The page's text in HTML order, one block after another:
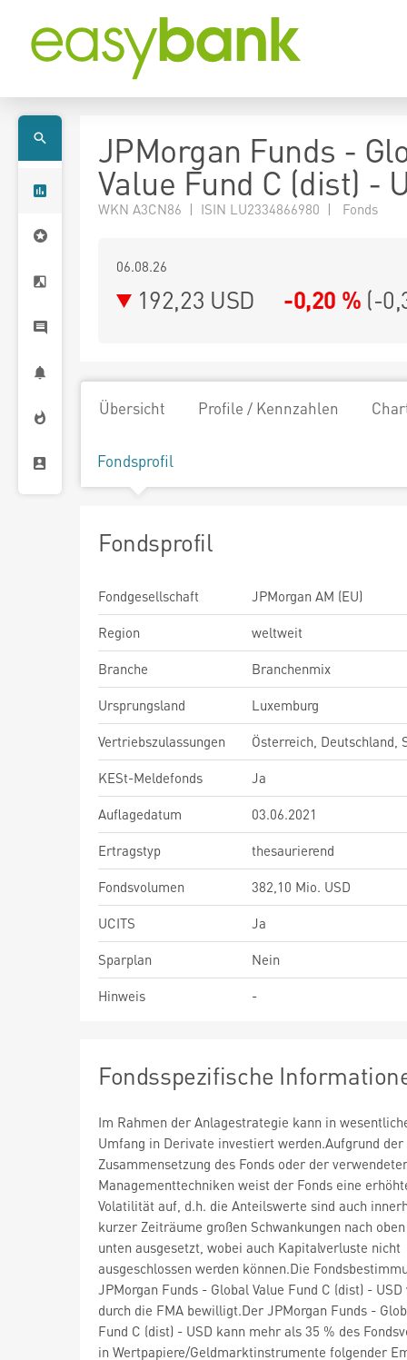
JPMorgan Funds -
Value Fund C (dist) -
WKN A3CN86 | ISIN LU2334866980 | Fonds
06.08.26
192,23 USD -0,20 % (-
Übersicht Profile / Kennzahlen
Fondsprofil
Fondsprofil
Fondgesellschaft
JPMorgan AM (EU)
Region
weltweit
Branche
Branchenmix
Ursprungsland
Luxemburg
Vertriebszulassungen
Österreich, Deutschland,
KESt-Meldefonds
Ja
Auflagedatum
03.06.2021
Ertragstyp
thesaurierend
Fondsvolumen
382,10 Mio. USD
UCITS
Ja
Sparplan
Nein
Hinweis
-
Fondsspezifische
Im Rahmen der Anlagestrategie kann in
Umfang in Derivate investiert werden.Aufgrund der
Zusammensetzung des Fonds oder der
Managementtechniken weist der Fonds eine
Volatilität auf, d.h. die Anteilswerte sind auch
kurzer Zeiträume großen Schwankungen nach
unten ausgesetzt, wobei auch Kapitalverluste nicht
ausgeschlossen werden können.Die
JPMorgan Funds - Global Value Fund C (dist) - USD
durch die FMA bewilligt.Der JPMorgan Funds -
Fund C (dist) - USD kann mehr als 35 % des
in Wertpapiere/Geldmarktinstrumente folgender